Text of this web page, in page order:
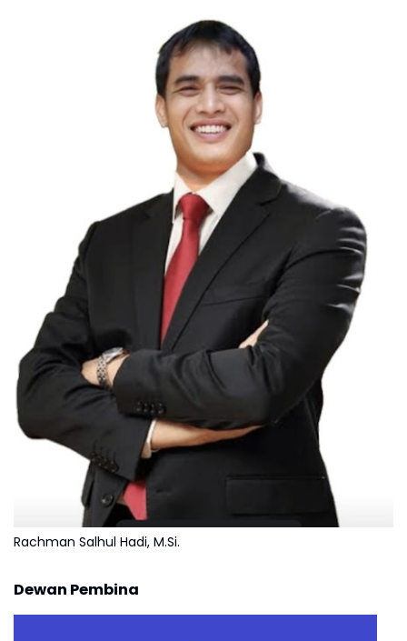
Rachman Salhul Hadi, M.Si.
Dewan Pembina